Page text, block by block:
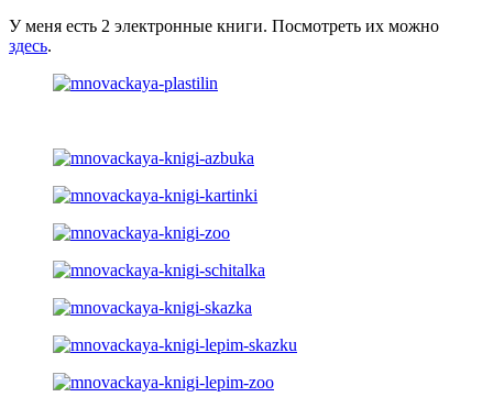
У меня есть 2 электронные книги. Посмотреть их можно
здесь.